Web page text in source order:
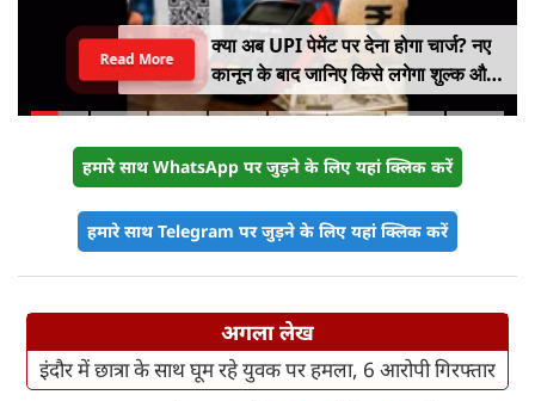
क्या अब UPI पेमेंट पर देना होगा चार्ज? नए
कानून के बाद जानिए किसे लगेगा शुल्क और
किसे नहीं
Read More
हमारे साथ WhatsApp पर जुड़ने के लिए यहां क्लिक करें
हमारे साथ Telegram पर जुड़ने के लिए यहां क्लिक करें
अगला लेख
इंदौर में छात्रा के साथ घूम रहे युवक पर हमला, 6 आरोपी गिरफ्तार